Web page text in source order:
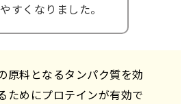
すくなりました。
原料となるタンパク質を効
ためにプロテインが有効で